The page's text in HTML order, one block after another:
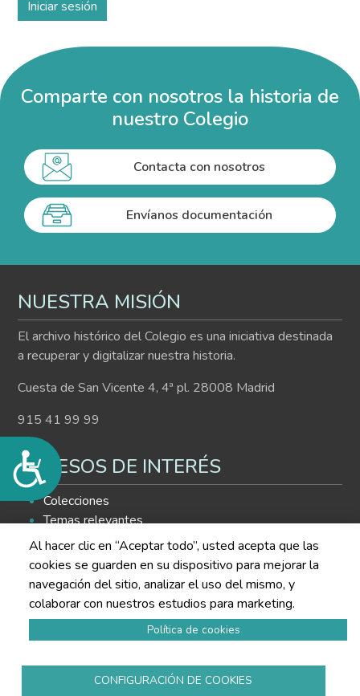
Accesibilidad
Comparte con nosotros la historia de
nuestro Colegio
Contacta con nosotros
Envíanos documentación
NUESTRA MISIÓN
El archivo histórico del Colegio es una iniciativa destinada
a recuperar y digitalizar nuestra historia.
Cuesta de San Vicente 4, 4ª pl. 28008 Madrid
915 41 99 99
ACCESOS DE INTERÉS
Colecciones
Temas relevantes
Histograma
Buscador de contenidos
SÍGUENOS EN LAS REDES
Al hacer clic en “Aceptar todo”, usted acepta que las
cookies se guarden en su dispositivo para mejorar la
navegación del sitio, analizar el uso del mismo, y
colaborar con nuestros estudios para marketing.
Política de cookies
CONFIGURACIÓN DE COOKIES